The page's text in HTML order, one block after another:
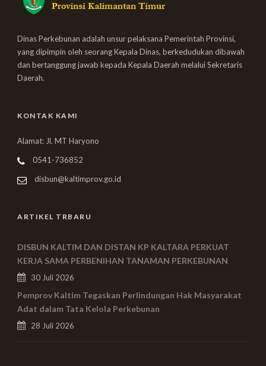
Dinas Perkebunan adalah unsur pelaksana Pemerintah Provinsi,
yang dipimpin oleh seorang Kepala Dinas, berkedudukan dibawah
dan bertanggung jawab kepada Kepala Daerah melalui Sekretaris
Daerah.
KONTAK KAMI
Alamat: Jl. MT Haryono
0541-736852
disbun@kaltimprov.go.id
ARTIKEL TRBARU
DISBUN KALTIM DAN DISTAN KP KALTARA PERKUAT
KERJA SAMA PERBENIHAN TANAMAN PERKEBUNAN
30 Juli 2026
Pemprov Kaltim Tegaskan Perlindungan Hak Masyarakat
Adat dalam Tata Kelola Perkebunan
28 Juli 2026